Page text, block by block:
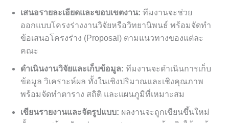
เสนอรายละเอียดและขอบเขตงาน: ทีมงานจะช่วย
ออกแบบโครงร่างงานวิจัยหรือวิทยานิพนธ์ พร้อมจัดทำ
ข้อเสนอโครงร่าง (Proposal) ตามแนวทางของแต่ละ
คณะ
ดำเนินงานวิจัยและเก็บข้อมูล: ทีมงานจะดำเนินการเก็บ
ข้อมูล วิเคราะห์ผล ทั้งในเชิงปริมาณและเชิงคุณภาพ
พร้อมจัดทำตาราง สถิติ และแผนภูมิที่เหมาะสม
เขียนรายงานและจัดรูปแบบ: ผลงานจะถูกเขียนขึ้นใหม่